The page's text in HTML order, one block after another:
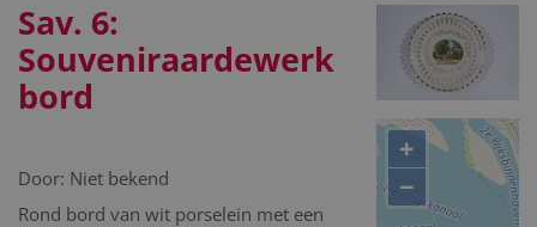
Sav. 6:
Souveniraardewerk
bord
Door: Niet bekend
Rond bord van wit porselein met een
+
−